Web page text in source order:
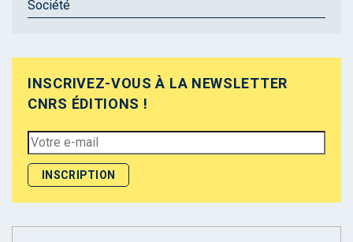
Société
INSCRIVEZ-VOUS À LA NEWSLETTER
CNRS ÉDITIONS !